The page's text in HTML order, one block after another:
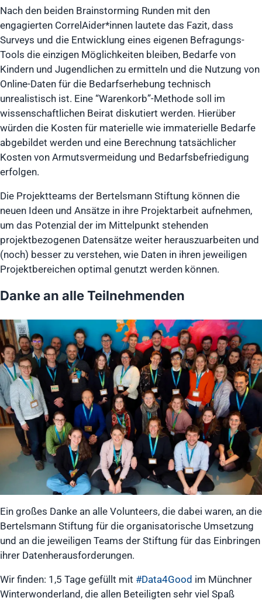
Nach den beiden Brainstorming Runden mit den
engagierten CorrelAider*innen lautete das Fazit, dass
Surveys und die Entwicklung eines eigenen Befragungs-
Tools die einzigen Möglichkeiten bleiben, Bedarfe von
Kindern und Jugendlichen zu ermitteln und die Nutzung von
Online-Daten für die Bedarfserhebung technisch
unrealistisch ist. Eine “Warenkorb”-Methode soll im
wissenschaftlichen Beirat diskutiert werden. Hierüber
würden die Kosten für materielle wie immaterielle Bedarfe
abgebildet werden und eine Berechnung tatsächlicher
Kosten von Armutsvermeidung und Bedarfsbefriedigung
erfolgen.
Die Projektteams der Bertelsmann Stiftung können die
neuen Ideen und Ansätze in ihre Projektarbeit aufnehmen,
um das Potenzial der im Mittelpunkt stehenden
projektbezogenen Datensätze weiter herauszuarbeiten und
(noch) besser zu verstehen, wie Daten in ihren jeweiligen
Projektbereichen optimal genutzt werden können.
Danke an alle Teilnehmenden
Ein großes Danke an alle Volunteers, die dabei waren, an die
Bertelsmann Stiftung für die organisatorische Umsetzung
und an die jeweiligen Teams der Stiftung für das Einbringen
ihrer Datenherausforderungen.
Wir finden: 1,5 Tage gefüllt mit #Data4Good im Münchner
Winterwonderland, die allen Beteiligten sehr viel Spaß